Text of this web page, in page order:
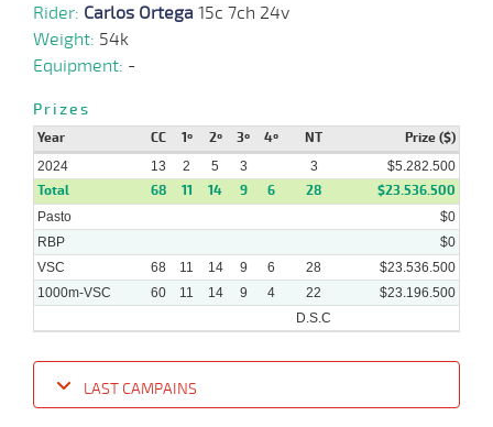
Rider: Carlos Ortega 15c 7ch 24v
Weight: 54k
Equipment: -
Prizes
Year CC 1º 2º 3º 4º NT Prize ($)
2024 13 2 5 3 3 $5.282.500
Total 68 11 14 9 6 28 $23.536.500
Pasto
$0
RBP
$0
VSC
68 11 14 9 6 28
$23.536.500
1000m-VSC
60 11 14 9 4 22
$23.196.500
D.S.C
LAST CAMPAINS